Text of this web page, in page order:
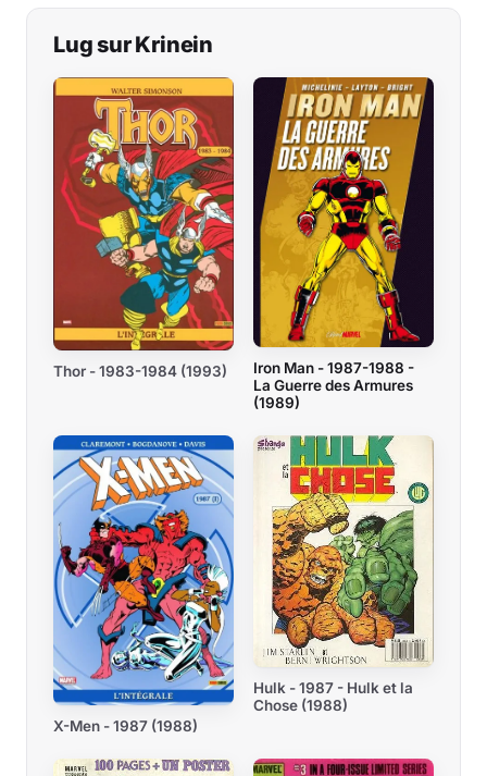
Lug sur Krinein
Thor - 1983-1984 (1993)
Iron Man - 1987-1988 -
La Guerre des Armures
(1989)
X-Men - 1987 (1988)
Hulk - 1987 - Hulk et la
Chose (1988)